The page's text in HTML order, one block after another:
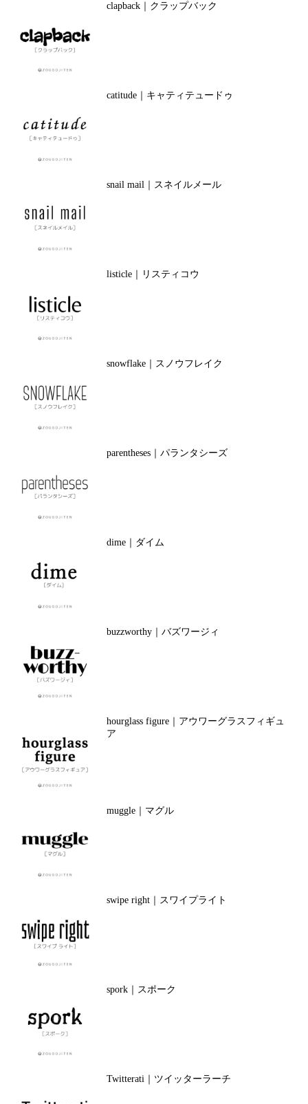
clapback｜クラップバック
catitude｜キャティテュードゥ
snail mail｜スネイルメール
listicle｜リスティコウ
snowflake｜スノウフレイク
parentheses｜パランタシーズ
dime｜ダイム
buzzworthy｜バズワージィ
hourglass figure｜アウワーグラスフィギュ
ア
muggle｜マグル
swipe right｜スワイプライト
spork｜スポーク
Twitterati｜ツイッターラーチ